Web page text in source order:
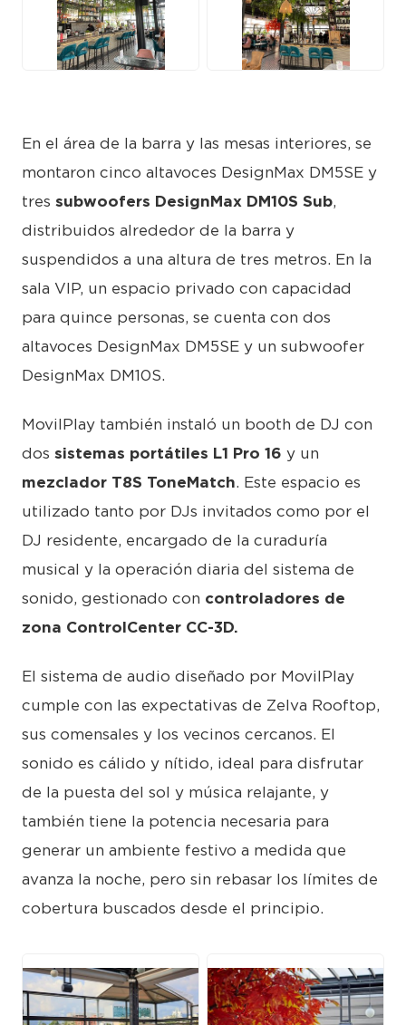
JPG JPG
En el área de la barra y las mesas interiores, se
montaron cinco altavoces DesignMax DM5SE y
tres subwoofers DesignMax DM10S Sub,
distribuidos alrededor de la barra y
suspendidos a una altura de tres metros. En la
sala VIP, un espacio privado con capacidad
para quince personas, se cuenta con dos
altavoces DesignMax DM5SE y un subwoofer
DesignMax DM10S.
MovilPlay también instaló un booth de DJ con
dos sistemas portátiles L1 Pro 16 y un
mezclador T8S ToneMatch. Este espacio es
utilizado tanto por DJs invitados como por el
DJ residente, encargado de la curaduría
musical y la operación diaria del sistema de
sonido, gestionado con controladores de
zona ControlCenter CC-3D.
El sistema de audio diseñado por MovilPlay
cumple con las expectativas de Zelva Rooftop,
sus comensales y los vecinos cercanos. El
sonido es cálido y nítido, ideal para disfrutar
de la puesta del sol y música relajante, y
también tiene la potencia necesaria para
generar un ambiente festivo a medida que
avanza la noche, pero sin rebasar los límites de
cobertura buscados desde el principio.